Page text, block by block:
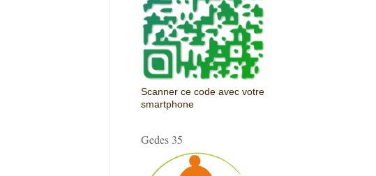
Scanner ce code avec votre
smartphone
Gedes 35